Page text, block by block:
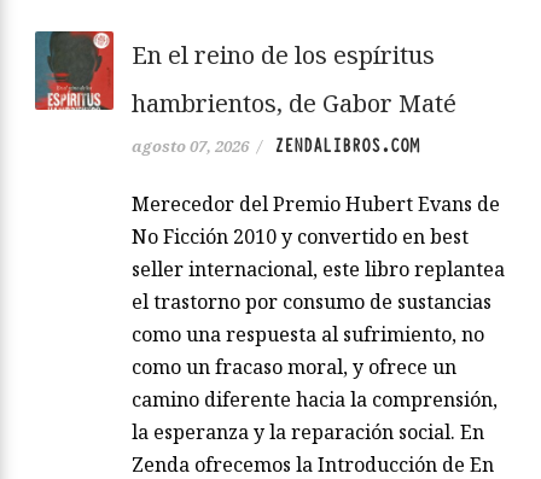
En el reino de los espíritus
hambrientos, de Gabor Maté
agosto 07, 2026 / ZENDALIBROS.COM
Merecedor del Premio Hubert Evans de
No Ficción 2010 y convertido en best
seller internacional, este libro replantea
el trastorno por consumo de sustancias
como una respuesta al sufrimiento, no
como un fracaso moral, y ofrece un
camino diferente hacia la comprensión,
la esperanza y la reparación social. En
Zenda ofrecemos la Introducción de En